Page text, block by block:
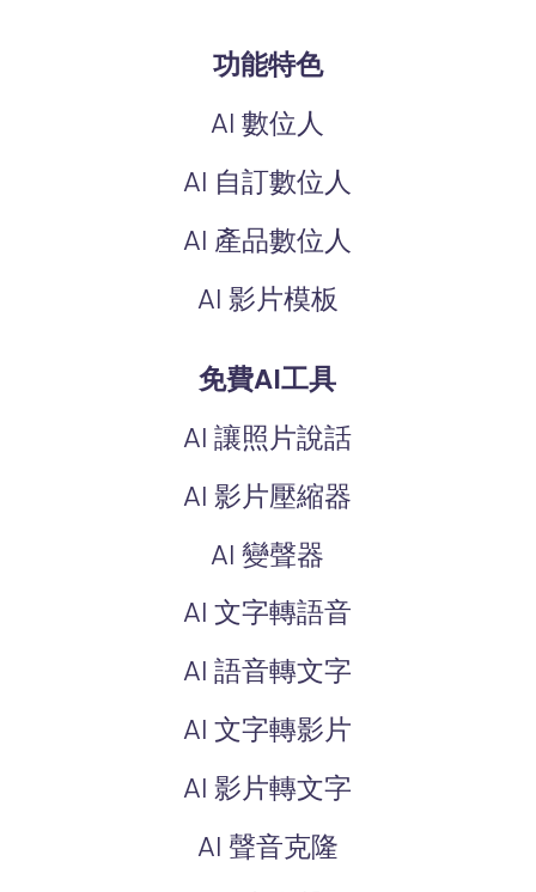
功能特色
AI 數位人
AI 自訂數位人
AI 產品數位人
AI 影片模板
免費AI工具
AI 讓照片說話
AI 影片壓縮器
AI 變聲器
AI 文字轉語音
AI 語音轉文字
AI 文字轉影片
AI 影片轉文字
AI 聲音克隆